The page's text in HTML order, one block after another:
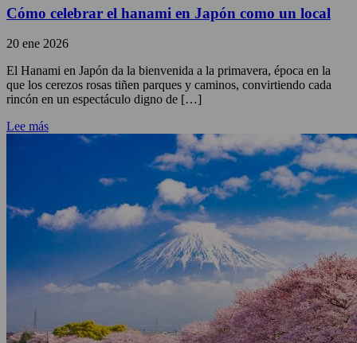
Cómo celebrar el hanami en Japón como un local
20 ene 2026
El Hanami en Japón da la bienvenida a la primavera, época en la
que los cerezos rosas tiñen parques y caminos, convirtiendo cada
rincón en un espectáculo digno de […]
Lee más